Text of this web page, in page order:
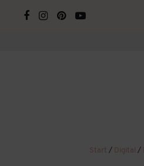
Start / Digital /